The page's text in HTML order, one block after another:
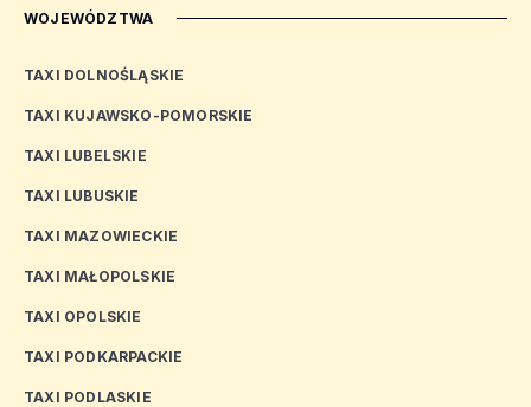
WOJEWÓDZTWA
TAXI DOLNOŚLĄSKIE
TAXI KUJAWSKO-POMORSKIE
TAXI LUBELSKIE
TAXI LUBUSKIE
TAXI MAZOWIECKIE
TAXI MAŁOPOLSKIE
TAXI OPOLSKIE
TAXI PODKARPACKIE
TAXI PODLASKIE